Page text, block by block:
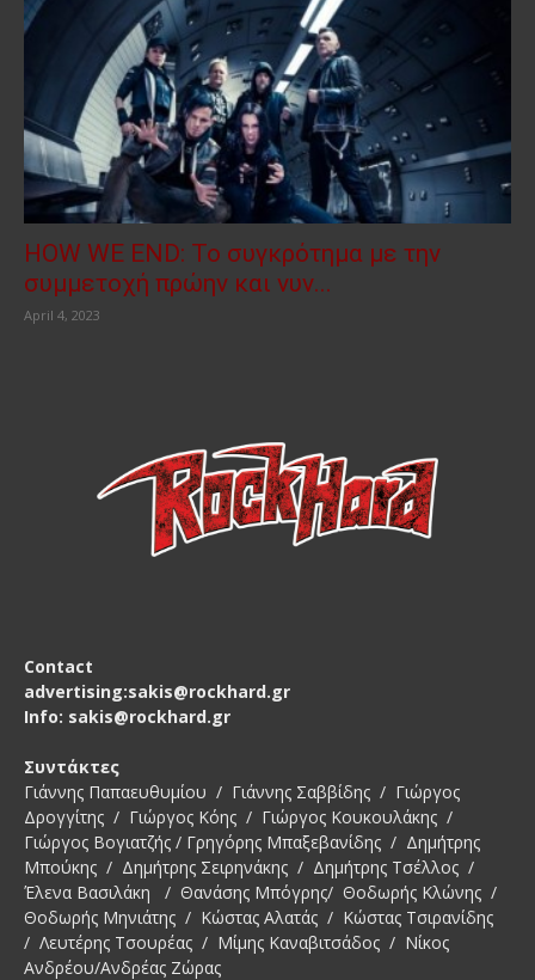
HOW WE END: Το συγκρότημα με την
συμμετοχή πρώην και νυν...
April 4, 2023
Contact
advertising:sakis@rockhard.gr
Info: sakis@rockhard.gr
Συντάκτες
Γιάννης Παπαευθυμίου / Γιάννης Σαββίδης / Γιώργος
Δρογγίτης / Γιώργος Κόης / Γιώργος Κουκουλάκης /
Γιώργος Βογιατζής / Γρηγόρης Μπαξεβανίδης / Δημήτρης
Μπούκης / Δημήτρης Σειρηνάκης / Δημήτρης Τσέλλος /
Έλενα Βασιλάκη / Θανάσης Μπόγρης/ Θοδωρής Κλώνης /
Θοδωρής Μηνιάτης / Κώστας Αλατάς / Κώστας Τσιρανίδης
/ Λευτέρης Τσουρέας / Μίμης Καναβιτσάδος / Νίκος
Ανδρέου/Ανδρέας Ζώρας